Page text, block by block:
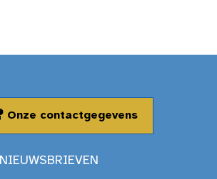
Onze contactgegevens
NIEUWSBRIEVEN